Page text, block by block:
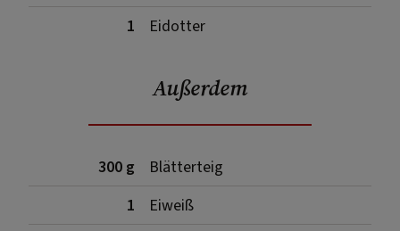
1
Eidotter
Außerdem
300 g
Blätterteig
1
Eiweiß